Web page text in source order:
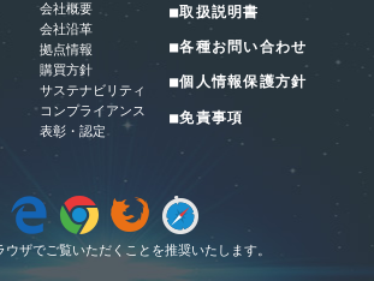
会社概要
会社沿革
拠点情報
購買方針
サステナビリティ
コンプライアンス
表彰・認定
■取扱説明書
■各種お問い合わせ
■個人情報保護方針
■免責事項
ウザでご覧いただくことを推奨いたします。